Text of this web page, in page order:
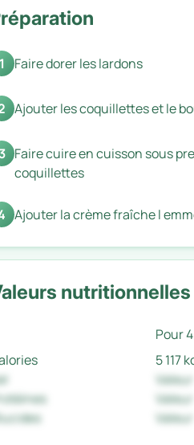
1 Faire dorer les lardons
Ajouter les coquillettes et le
Faire cuire en cuisson sous
coquillettes
Ajouter la crème fraîche l
nutritionnelles
Pour 4
5 117
Valeur
Valeur
Valeur